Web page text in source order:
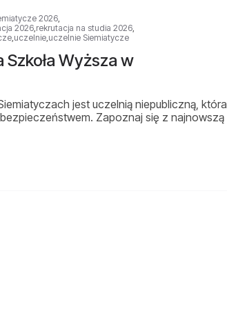
2026
2026 rekrutacja na studia 2026
uczelnie uczelnie Siemiatycze
Wyższa w
jest uczelnią niepubliczną, która
Zapoznaj się z najnowszą